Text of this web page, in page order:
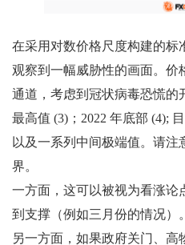
在采用对数价格尺度构建的标
观察到一幅威胁性的画面。价
通道，考虑到冠状病毒恐慌的
最高值 (3)；2022 年底部 (4);
以及一系列中间极端值。请注
界。
一方面，这可以被视为看涨
到支撑（例如三月份的情况）。
另一方面，如果政府关门、高